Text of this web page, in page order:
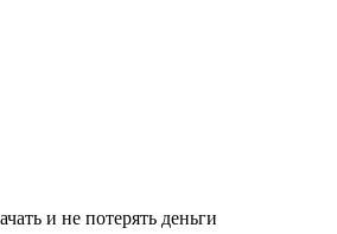
и не потерять деньги